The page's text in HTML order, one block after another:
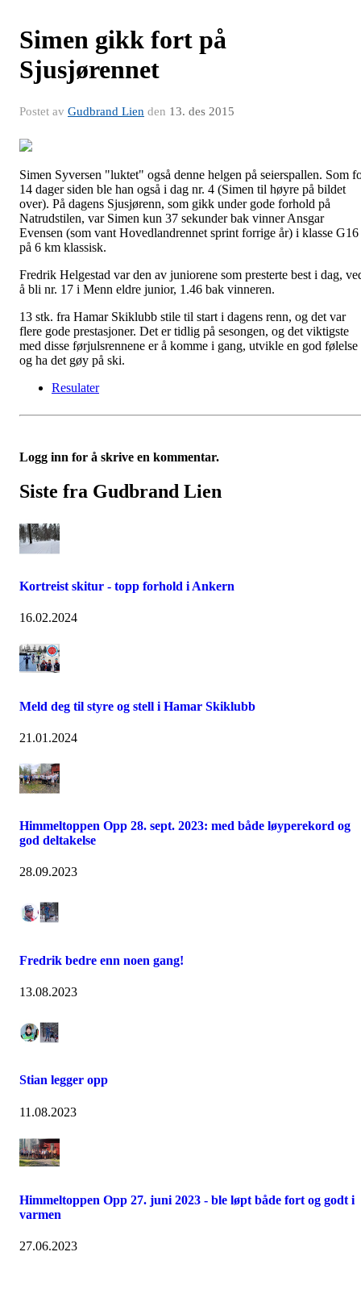
Simen gikk fort på
Sjusjørennet
Postet av Gudbrand Lien den 13. des 2015
Simen Syversen "luktet" også denne helgen på seierspallen. Som
14 dager siden ble han også i dag nr. 4 (Simen til høyre på bildet
over). På dagens Sjusjørenn, som gikk under gode forhold på
Natrudstilen, var Simen kun 37 sekunder bak vinner Ansgar
Evensen (som vant Hovedlandrennet sprint forrige år) i klasse G16
på 6 km klassisk.
Fredrik Helgestad var den av juniorene som presterte best i dag,
å bli nr. 17 i Menn eldre junior, 1.46 bak vinneren.
13 stk. fra Hamar Skiklubb stile til start i dagens renn, og det var
flere gode prestasjoner. Det er tidlig på sesongen, og det viktigste
med disse førjulsrennene er å komme i gang, utvikle en god følelse
og ha det gøy på ski.
Resulater
Logg inn for å skrive en kommentar.
Siste fra Gudbrand Lien
Kortreist skitur - topp forhold i Ankern
16.02.2024
Meld deg til styre og stell i Hamar Skiklubb
21.01.2024
Himmeltoppen Opp 28. sept. 2023: med både løyperekord og
god deltakelse
28.09.2023
Fredrik bedre enn noen gang!
13.08.2023
Stian legger opp
11.08.2023
Himmeltoppen Opp 27. juni 2023 - ble løpt både fort og godt i
varmen
27.06.2023